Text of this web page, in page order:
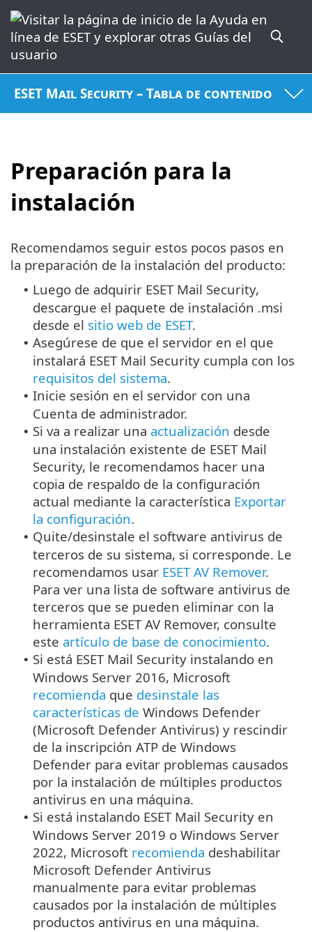
ESET Mail Security – Tabla de contenido
Preparación para la
instalación
Recomendamos seguir estos pocos pasos en
la preparación de la instalación del producto:
• Luego de adquirir ESET Mail Security,
descargue el paquete de instalación .msi
desde el sitio web de ESET.
• Asegúrese de que el servidor en el que
instalará ESET Mail Security cumpla con los
requisitos del sistema.
• Inicie sesión en el servidor con una
Cuenta de administrador.
• Si va a realizar una actualización desde
una instalación existente de ESET Mail
Security, le recomendamos hacer una
copia de respaldo de la configuración
actual mediante la característica Exportar
la configuración.
• Quite/desinstale el software antivirus de
terceros de su sistema, si corresponde. Le
recomendamos usar ESET AV Remover.
Para ver una lista de software antivirus de
terceros que se pueden eliminar con la
herramienta ESET AV Remover, consulte
este artículo de base de conocimiento.
• Si está ESET Mail Security instalando en
Windows Server 2016, Microsoft
recomienda que desinstale las
características de Windows Defender
(Microsoft Defender Antivirus) y rescindir
de la inscripción ATP de Windows
Defender para evitar problemas causados
por la instalación de múltiples productos
antivirus en una máquina.
• Si está instalando ESET Mail Security en
Windows Server 2019 o Windows Server
2022, Microsoft recomienda deshabilitar
Microsoft Defender Antivirus
manualmente para evitar problemas
causados por la instalación de múltiples
productos antivirus en una máquina.